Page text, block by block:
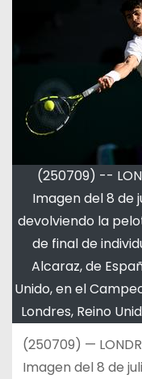
(250709) --
Imagen del 8 de
devolviendo la
de final de
Alcaraz, de
Unido, en el
Londres, Reino
(250709) —
Imagen del 8 de